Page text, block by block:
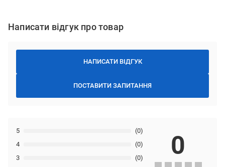
Написати відгук про товар
НАПИСАТИ ВІДГУК
ПОСТАВИТИ ЗАПИТАННЯ
3 (0)
4 (0)
5 (0)
0